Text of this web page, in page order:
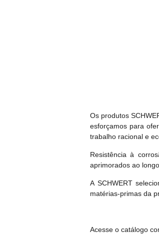
Os produtos
esforçamos para
trabalho racional e
Resistência à
aprimorados ao
A SCHWERT
matérias-primas da
Acesse o catálogo